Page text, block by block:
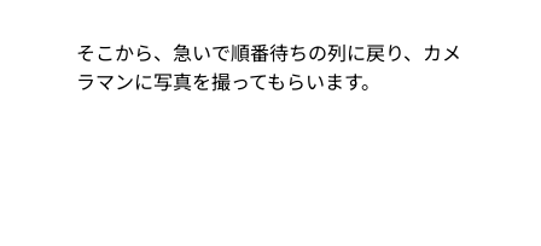
そこから、急いで順番待ちの列に戻り、カメ
ラマンに写真を撮ってもらいます。